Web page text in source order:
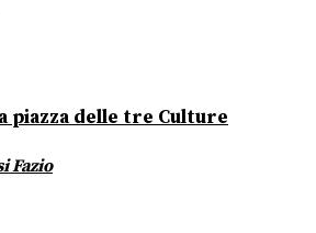
piazza delle tre Culture
Fazio